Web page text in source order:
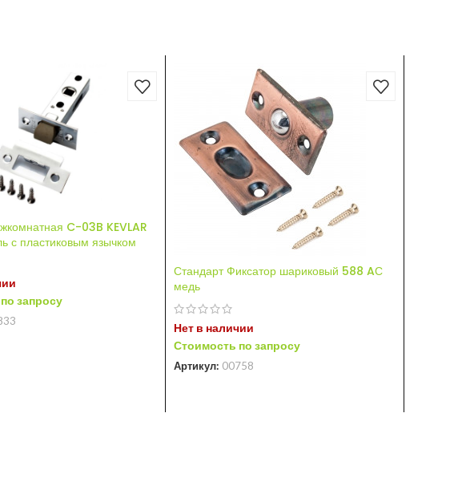
C-03B KEVLAR
с пластиковым язычком
запросу
Стандарт Фиксатор шариковый 588 AС
медь
Нет в наличии
Стоимость по запросу
Артикул: 00758